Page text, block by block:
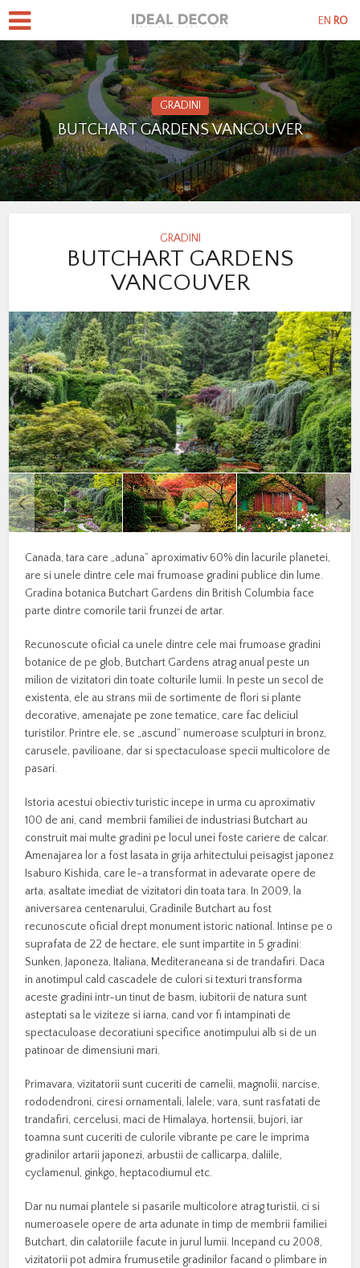
GRADINI
BUTCHART GARDENS VANCOUVER
GRADINI
BUTCHART GARDENS
VANCOUVER
Canada, tara care „aduna” aproximativ 60% din lacurile planetei,
are si unele dintre cele mai frumoase gradini publice din lume.
Gradina botanica Butchart Gardens din British Columbia face
parte dintre comorile tarii frunzei de artar.
Recunoscute oficial ca unele dintre cele mai frumoase gradini
botanice de pe glob, Butchart Gardens atrag anual peste un
milion de vizitatori din toate colturile lumii. In peste un secol de
existenta, ele au strans mii de sortimente de flori si plante
decorative, amenajate pe zone tematice, care fac deliciul
turistilor. Printre ele, se „ascund” numeroase sculpturi in bronz,
carusele, pavilioane, dar si spectaculoase specii multicolore de
pasari.
Istoria acestui obiectiv turistic incepe in urma cu aproximativ
100 de ani, cand membrii familiei de industriasi Butchart au
construit mai multe gradini pe locul unei foste cariere de calcar.
Amenajarea lor a fost lasata in grija arhitectului peisagist japonez
Isaburo Kishida, care le-a transformat in adevarate opere de
arta, asaltate imediat de vizitatori din toata tara. In 2009, la
aniversarea centenarului, Gradinile Butchart au fost
recunoscute oficial drept monument istoric national. Intinse pe o
suprafata de 22 de hectare, ele sunt impartite in 5 gradini:
Sunken, Japoneza, Italiana, Mediteraneana si de trandafiri. Daca
in anotimpul cald cascadele de culori si texturi transforma
aceste gradini intr-un tinut de basm, iubitorii de natura sunt
asteptati sa le viziteze si iarna, cand vor fi intampinati de
spectaculoase decoratiuni specifice anotimpului alb si de un
patinoar de dimensiuni mari.
Primavara, vizitatorii sunt cuceriti de camelii, magnolii, narcise,
rododendroni, ciresi ornamentali, lalele; vara, sunt rasfatati de
trandafiri, cercelusi, maci de Himalaya, hortensii, bujori, iar
toamna sunt cuceriti de culorile vibrante pe care le imprima
gradinilor artarii japonezi, arbustii de callicarpa, daliile,
cyclamenul, ginkgo, heptacodiumul etc.
Dar nu numai plantele si pasarile multicolore atrag turistii, ci si
numeroasele opere de arta adunate in timp de membrii familiei
Butchart, din calatoriile facute in jurul lumii. Incepand cu 2008,
vizitatorii pot admira frumusetile gradinilor facand o plimbare in
EN RO